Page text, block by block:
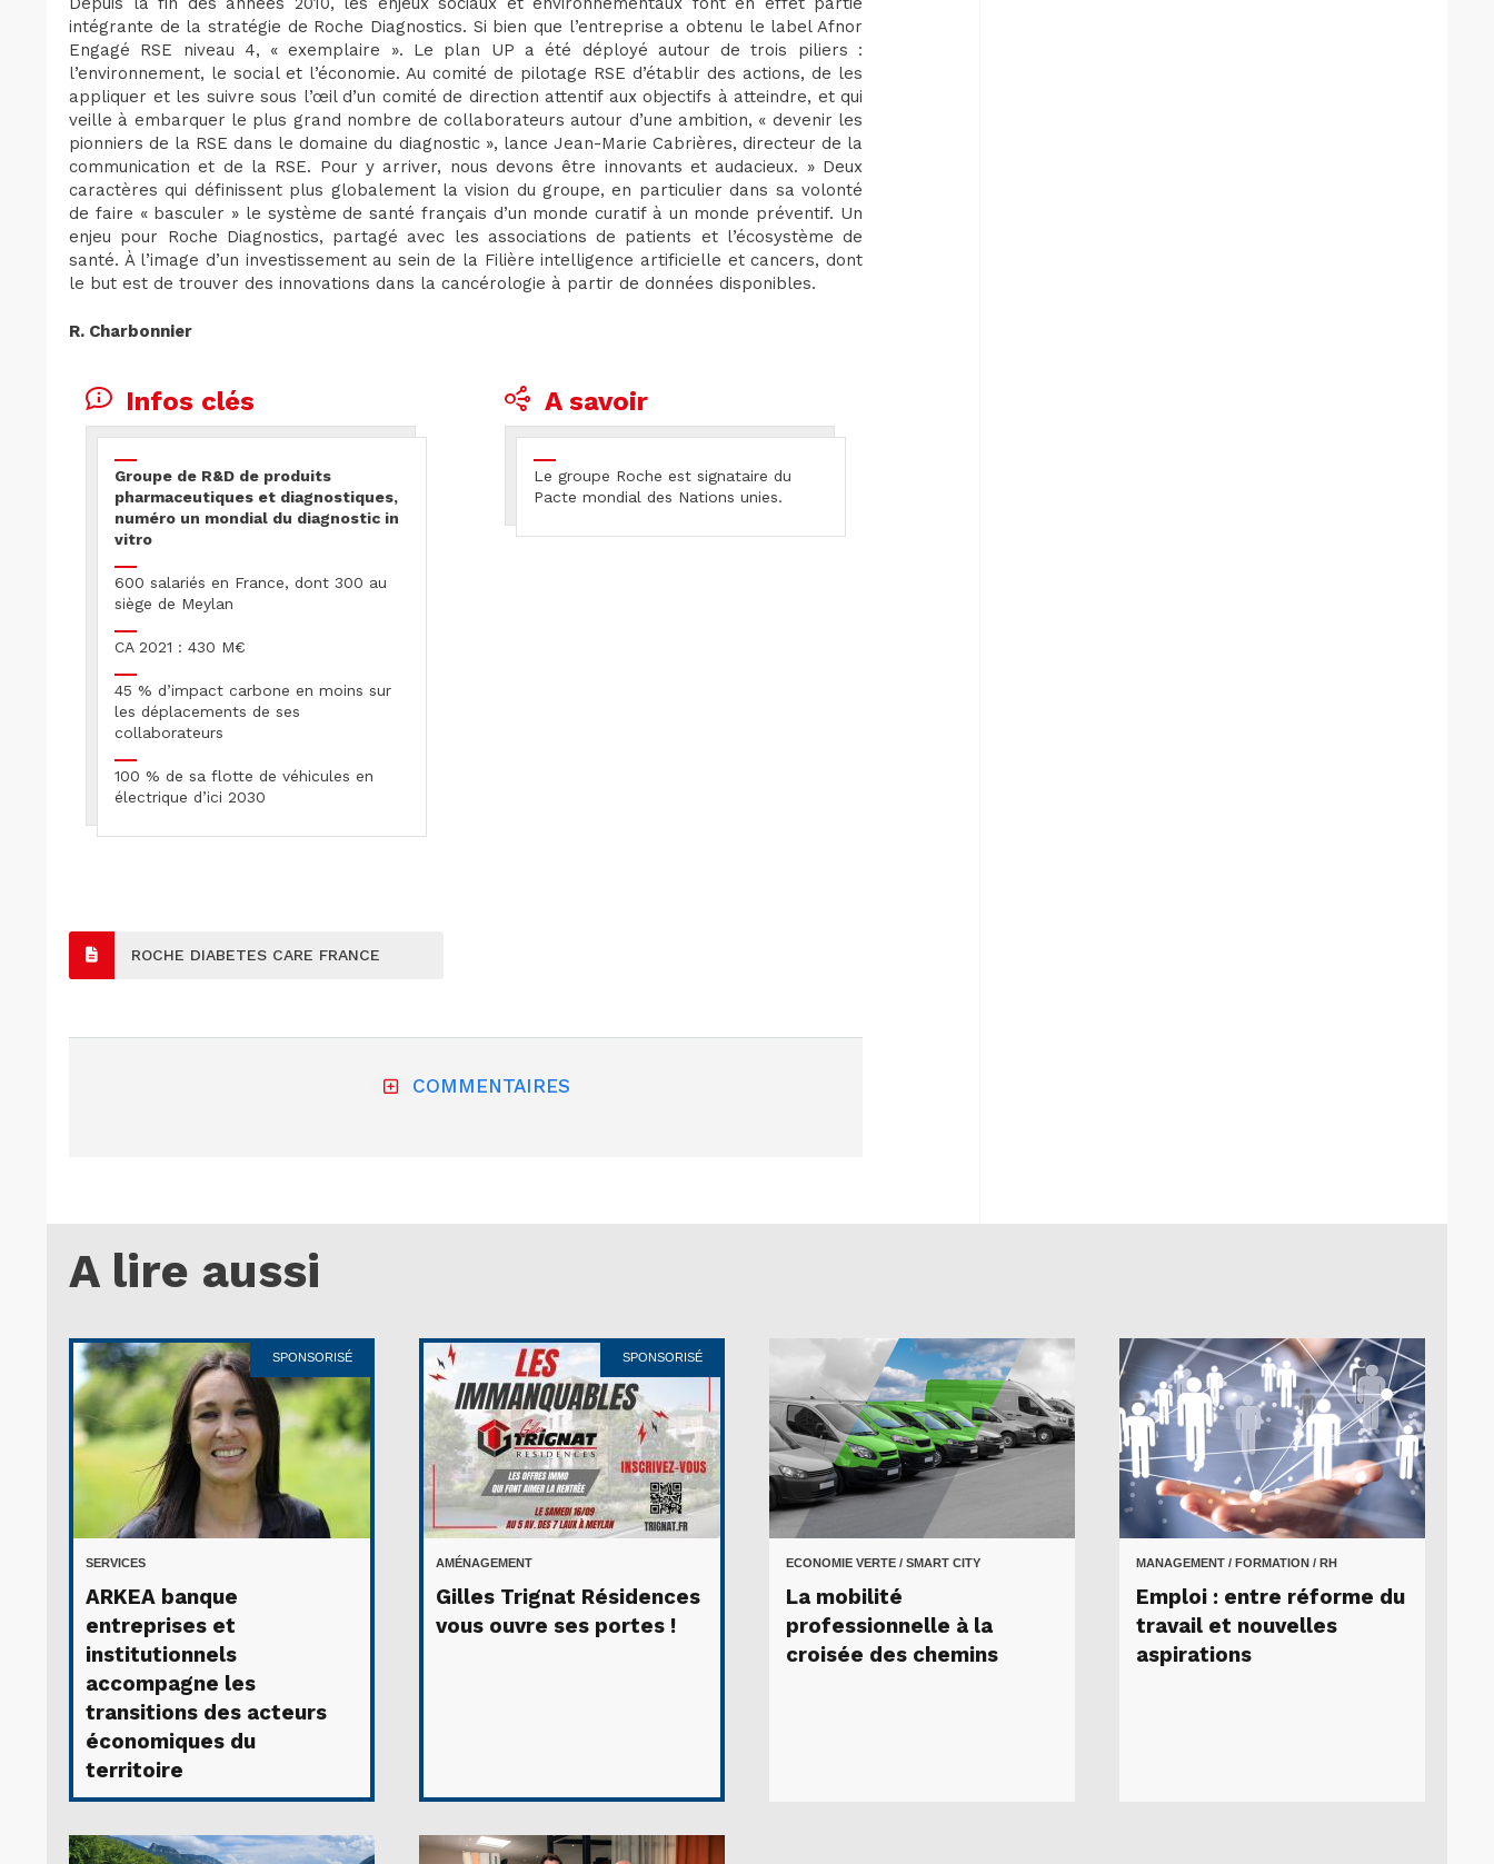
intégrante de la stratégie de Roche Diagnostics. Si bien que l’entreprise a obtenu le label Afnor
Engagé RSE niveau 4, « exemplaire ». Le plan UP a été déployé autour de trois piliers :
l’environnement, le social et l’économie. Au comité de pilotage RSE d’établir des actions, de les
appliquer et les suivre sous l’œil d’un comité de direction attentif aux objectifs à atteindre, et qui
veille à embarquer le plus grand nombre de collaborateurs autour d’une ambition, « devenir les
pionniers de la RSE dans le domaine du diagnostic », lance Jean-Marie Cabrières, directeur de la
communication et de la RSE. Pour y arriver, nous devons être innovants et audacieux. » Deux
caractères qui définissent plus globalement la vision du groupe, en particulier dans sa volonté
de faire « basculer » le système de santé français d’un monde curatif à un monde préventif. Un
enjeu pour Roche Diagnostics, partagé avec les associations de patients et l’écosystème de
santé. À l’image d’un investissement au sein de la Filière intelligence artificielle et cancers, dont
le but est de trouver des innovations dans la cancérologie à partir de données disponibles.
R. Charbonnier
Infos clés
Groupe de R&D de produits
pharmaceutiques et diagnostiques,
numéro un mondial du diagnostic in
vitro
600 salariés en France, dont 300 au
siège de Meylan
CA 2021 : 430 M€
45 % d’impact carbone en moins sur
les déplacements de ses
collaborateurs
100 % de sa flotte de véhicules en
électrique d’ici 2030
A savoir
Le groupe Roche est signataire du
Pacte mondial des Nations unies.
ROCHE DIABETES CARE FRANCE
COMMENTAIRES
A lire aussi
SPONSORISÉ
SERVICES
ARKEA banque
entreprises et
institutionnels
accompagne les
transitions des acteurs
économiques du
territoire
SPONSORISÉ
AMÉNAGEMENT
Gilles Trignat Résidences
vous ouvre ses portes !
ECONOMIE VERTE / SMART CITY
La mobilité
professionnelle à la
croisée des chemins
MANAGEMENT / FORMATION / RH
Emploi : entre réforme du
travail et nouvelles
aspirations